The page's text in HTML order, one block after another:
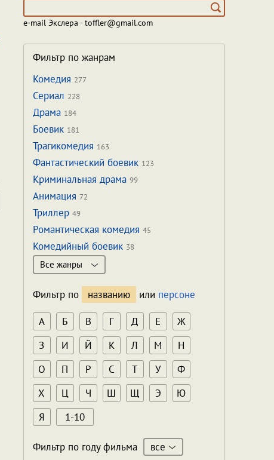
e-mail Экслера - toffler@gmail.com
Фильтр по жанрам
Комедия 277
Сериал 228
Драма 184
Боевик 181
Трагикомедия 163
Фантастический боевик 123
Криминальная драма 99
Анимация 72
Триллер 49
Романтическая комедия 45
Комедийный боевик 38
Все жанры
Фильтр по названию или персоне
А Б В Г Д Е
Ж
З
И Й К Л М
Н
О
П Р С Т У
Ф
Х
Ц Ч Ш Щ Э
Ю
Я
1-10
Фильтр по году фильма все